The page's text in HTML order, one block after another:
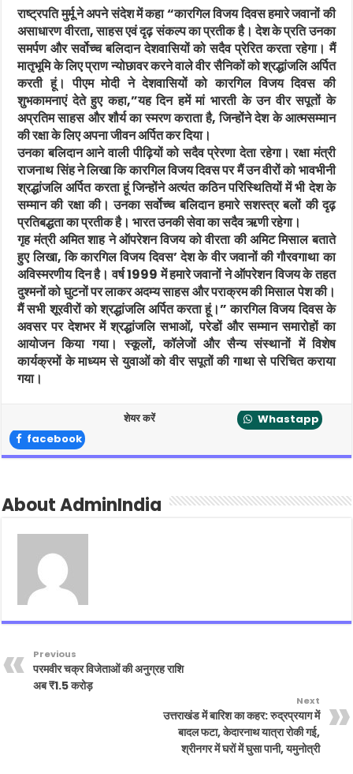
न
दि
:
आ
ज
2
6
जु
ला
ई
को
पू
रा
दे
श
‘
का
र
गि
ल
वि
ज
य
दि
व
स
’
म
ना
र
हा
है
।
य
ह
ती
य
से
द
म्य
तृ
लि
ए
राष्ट्रपति मुर्मू ने अपने संदेश में कहा “कारगिल विजय दिवस हमारे जवानों की
असाधारण वीरता, साहस एवं दृढ़ संकल्प का प्रतीक है। देश के प्रति उनका
समर्पण और सर्वोच्च बलिदान देशवासियों को सदैव प्रेरित करता रहेगा। मैं
मातृभूमि के लिए प्राण न्योछावर करने वाले वीर सैनिकों को श्रद्धांजलि अर्पित
करती हूं। पीएम मोदी ने देशवासियों को कारगिल विजय दिवस की
शुभकामनाएं देते हुए कहा,”यह दिन हमें मां भारती के उन वीर सपूतों के
अप्रतिम साहस और शौर्य का स्मरण कराता है, जिन्होंने देश के आत्मसम्मान
की रक्षा के लिए अपना जीवन अर्पित कर दिया।
उनका बलिदान आने वाली पीढ़ियों को सदैव प्रेरणा देता रहेगा।रक्षा मंत्री
राजनाथ सिंह ने लिखा किकारगिल विजय दिवस पर मैं उन वीरों को भावभीनी
श्रद्धांजलि अर्पित करता हूं जिन्होंने अत्यंत कठिन परिस्थितियों में भी देश के
सम्मान की रक्षा की। उनका सर्वोच्च बलिदान हमारे सशस्त्र बलों की दृढ़
प्रतिबद्धता का प्रतीक है। भारत उनकी सेवा का सदैव ऋणी रहेगा।
गृह मंत्री अमित शाह ने ऑपरेशन विजय को वीरता की अमिट मिसाल बताते
हुए लिखा, कि कारगिल विजय दिवस’ देश के वीर जवानों की गौरवगाथा का
अविस्मरणीय दिन है। वर्ष 1999 में हमारे जवानों ने ऑपरेशन विजय के तहत
दुश्मनों को घुटनों पर लाकर अदम्य साहस और पराक्रम की मिसाल पेश की।
मैं सभी शूरवीरों को श्रद्धांजलि अर्पित करता हूं।” कारगिल विजय दिवस के
अवसर पर देशभर में श्रद्धांजलि सभाओं, परेडों और सम्मान समारोहों का
आयोजन किया गया। स्कूलों, कॉलेजों और सैन्य संस्थानों में विशेष
कार्यक्रमों के माध्यम से युवाओं को वीर सपूतों की गाथा से परिचित कराया
गया।
शेयर करें
Whastapp
facebook
About AdminIndia
Previous
परमवीर चक्र विजेताओं की अनुग्रह राशि
अब ₹1.5 करोड़
Next
उत्तराखंड में बारिश का कहर: रुद्रप्रयाग में
बादल फटा, केदारनाथ यात्रा रोकी गई,
श्रीनगर में घरों में घुसा पानी, यमुनोत्री